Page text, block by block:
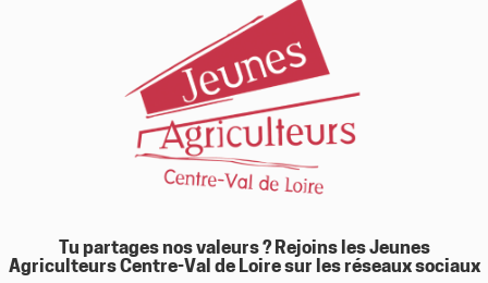
Tu partages nos valeurs ? Rejoins les Jeunes
Agriculteurs Centre-Val de Loire sur les réseaux sociaux